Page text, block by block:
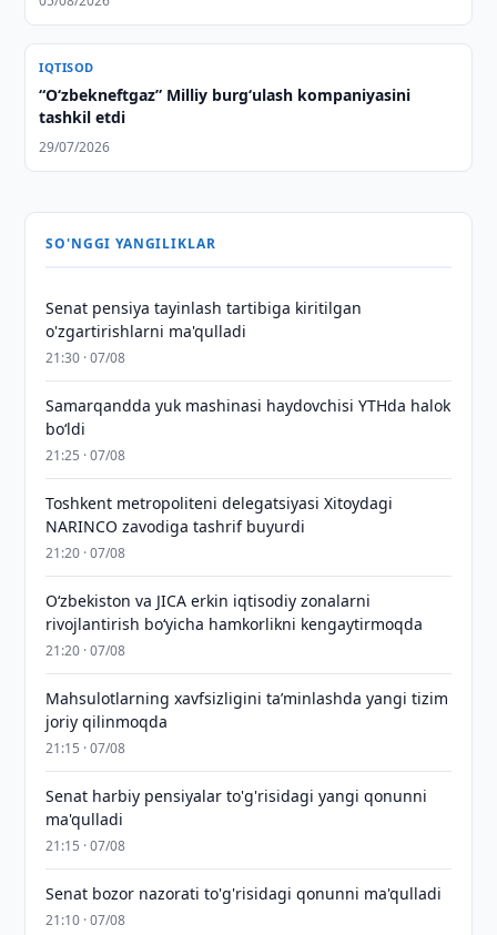
IQTISOD
“Oʻzbekneftgaz” Milliy burgʻulash kompaniyasini
tashkil etdi
29/07/2026
SO'NGGI YANGILIKLAR
Senat pensiya tayinlash tartibiga kiritilgan
o'zgartirishlarni ma'qulladi
21:30 · 07/08
Samarqandda yuk mashinasi haydovchisi YTHda halok
bo‘ldi
21:25 · 07/08
Toshkent metropoliteni delegatsiyasi Xitoydagi
NARINCO zavodiga tashrif buyurdi
21:20 · 07/08
Oʻzbekiston va JICA erkin iqtisodiy zonalarni
rivojlantirish boʻyicha hamkorlikni kengaytirmoqda
21:20 · 07/08
Mahsulotlarning xavfsizligini taʼminlashda yangi tizim
joriy qilinmoqda
21:15 · 07/08
Senat harbiy pensiyalar to'g'risidagi yangi qonunni
ma'qulladi
21:15 · 07/08
Senat bozor nazorati to'g'risidagi qonunni ma'qulladi
21:10 · 07/08